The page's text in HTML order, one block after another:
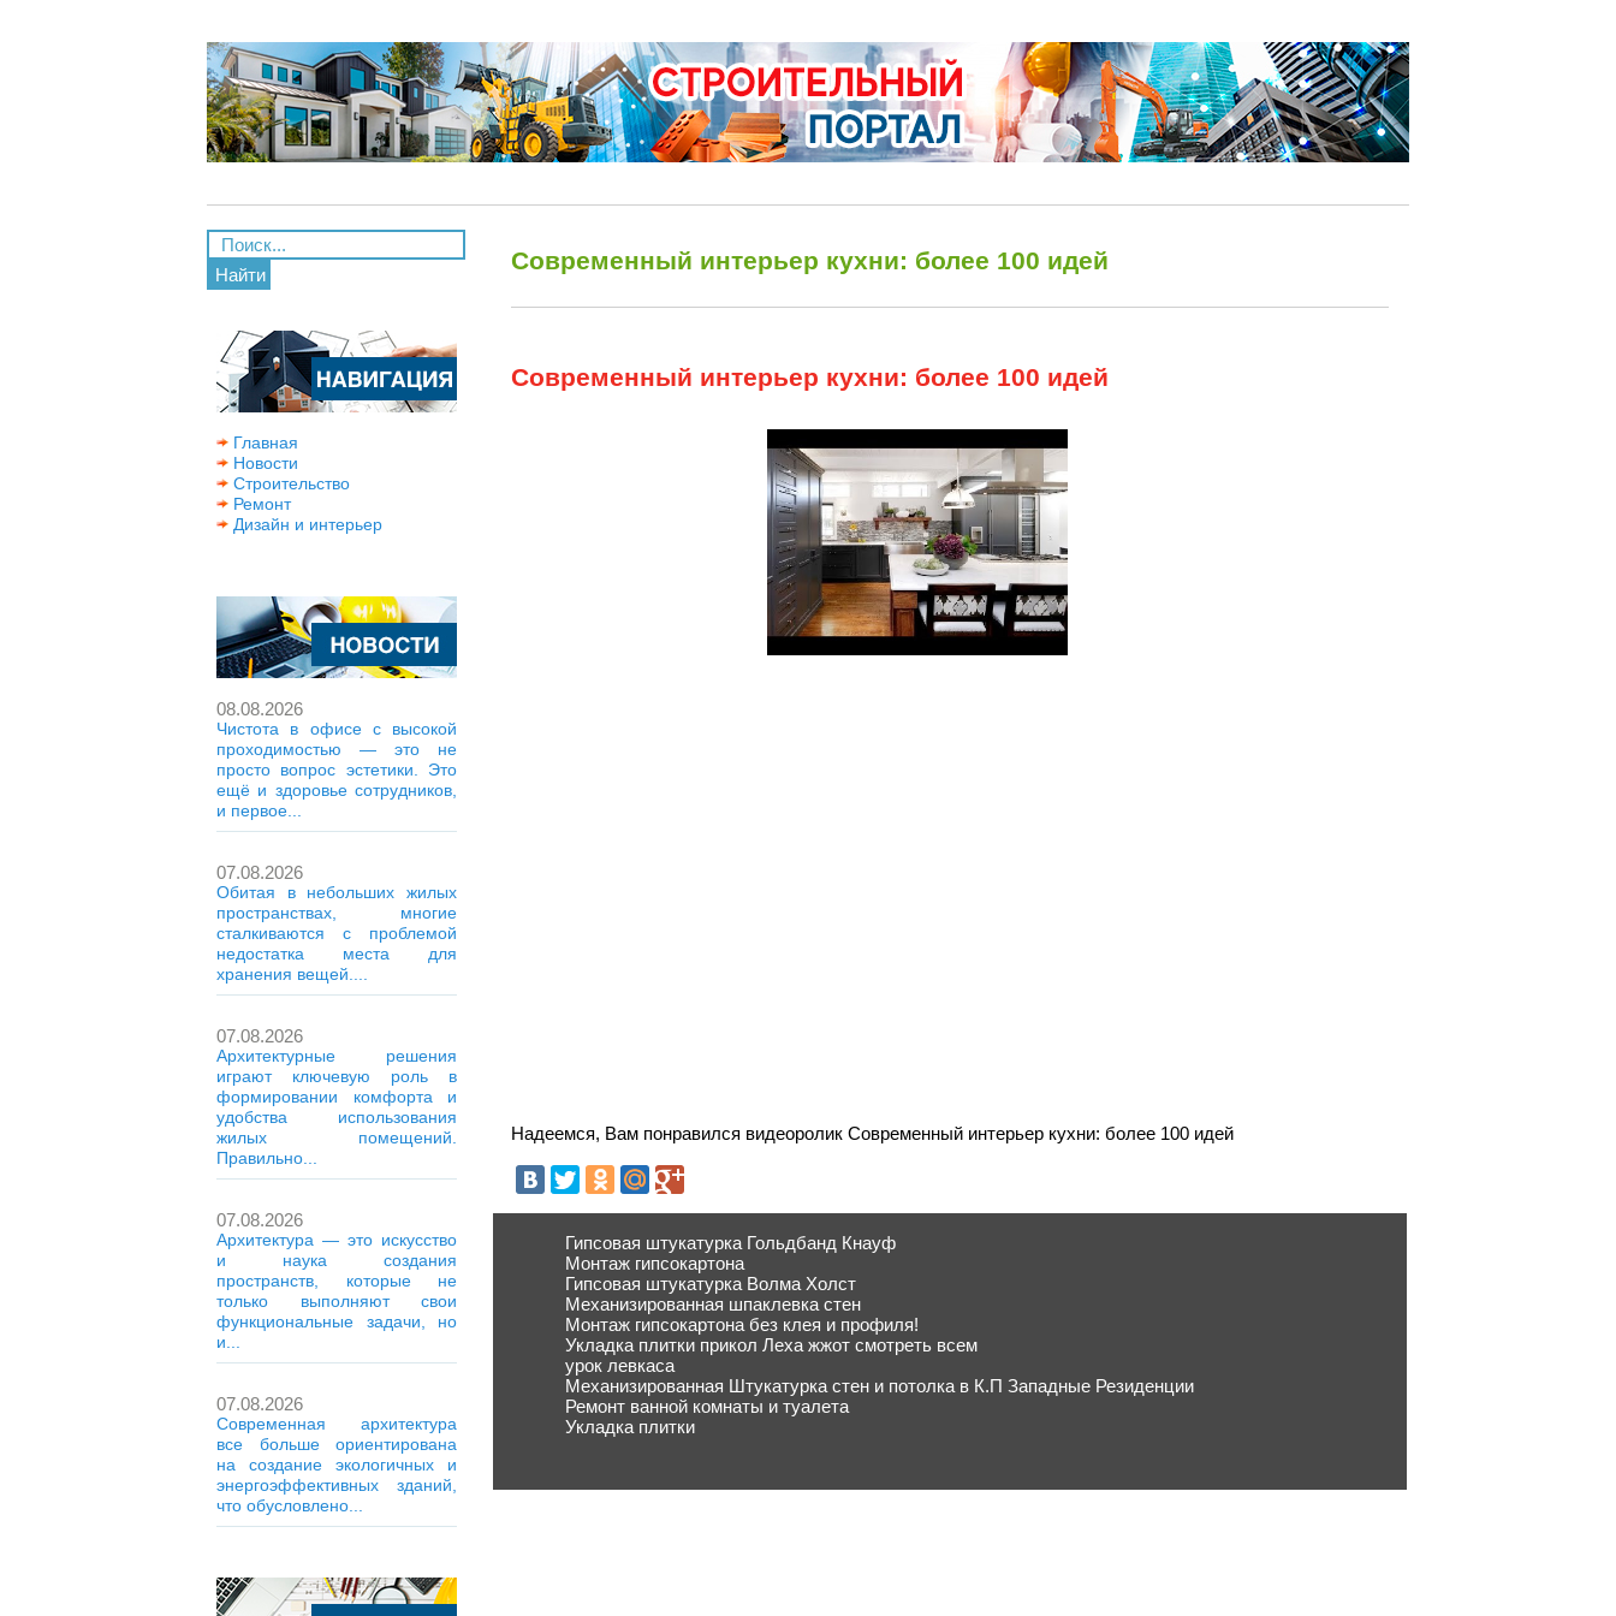
Найти
Главная
Новости
Строительство
Ремонт
Дизайн и интерьер
08.08.2026
Чистота в офисе с высокой
проходимостью — это не
просто вопрос эстетики. Это
ещё и здоровье сотрудников,
и первое...
07.08.2026
Обитая в небольших жилых
пространствах, многие
сталкиваются с проблемой
недостатка места для
хранения вещей....
07.08.2026
Архитектурные решения
играют ключевую роль в
формировании комфорта и
удобства использования
жилых помещений.
Правильно...
07.08.2026
Архитектура — это искусство
и наука создания
пространств, которые не
только выполняют свои
функциональные задачи, но
и...
07.08.2026
Современная архитектура
все больше ориентирована
на создание экологичных и
энергоэффективных зданий,
что обусловлено...
Современный интерьер кухни: более 100 идей
Современный интерьер кухни: более 100 идей
Надеемся, Вам понравился видеоролик Современный интерьер кухни: более 100 идей
Гипсовая штукатурка Гольдбанд Кнауф
Монтаж гипсокартона
Гипсовая штукатурка Волма Холст
Механизированная шпаклевка стен
Монтаж гипсокартона без клея и профиля!
Укладка плитки прикол Леха жжот смотреть всем
урок левкаса
Механизированная Штукатурка стен и потолка в К.П Западные Резиденции
Ремонт ванной комнаты и туалета
Укладка плитки